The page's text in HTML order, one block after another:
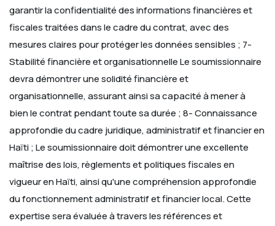
garantir la confidentialité des informations financières et
fiscales traitées dans le cadre du contrat, avec des
mesures claires pour protéger les données sensibles ; 7-
Stabilité financière et organisationnelleLe soumissionnaire
devra démontrer une solidité financière et
organisationnelle, assurant ainsi sa capacité à mener à
bien le contrat pendant toute sa durée ;8- Connaissance
approfondie du cadre juridique, administratif et financier en
Haïti ;Le soumissionnaire doit démontrer une excellente
maîtrise des lois, règlements et politiques fiscales en
vigueur en Haïti, ainsi qu'une compréhension approfondie
du fonctionnement administratif et financier local. Cette
expertise sera évaluée à travers les références et